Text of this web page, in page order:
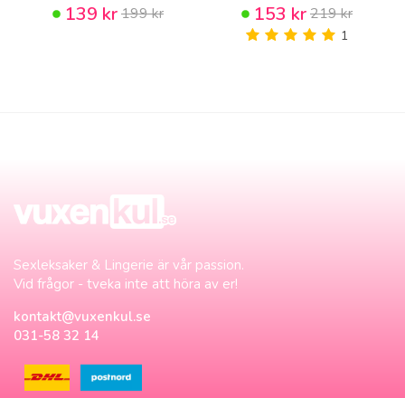
139 kr199 kr 153 kr219 kr
1
Sexleksaker & Lingerie är vår passion.
Vid frågor - tveka inte att höra av er!
kontakt@vuxenkul.se
031-58 32 14